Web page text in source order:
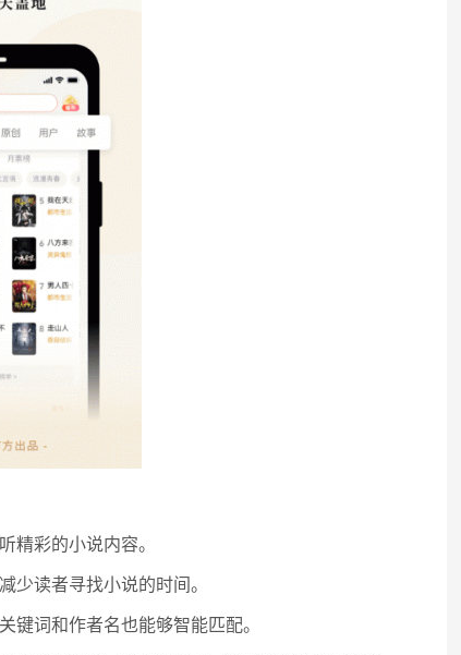
精彩的小说内容。
少读者寻找小说的时间。
键词和作者名也能够智能匹配。